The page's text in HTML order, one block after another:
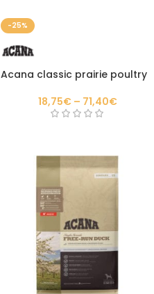
-25%
Acana classic prairie poultry
18,75€ – 71,40€